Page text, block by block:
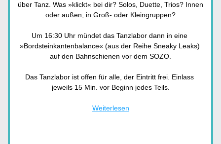
über Tanz. Was »klickt« bei dir? Solos, Duette, Trios? Innen
oder außen, in Groß- oder Kleingruppen?
Um 16:30 Uhr mündet das Tanzlabor dann in eine
»Bordsteinkantenbalance« (aus der Reihe Sneaky Leaks)
auf den Bahnschienen vor dem SOZO.
Das Tanzlabor ist offen für alle, der Eintritt frei. Einlass
jeweils 15 Min. vor Beginn jedes Teils.
Weiterlesen